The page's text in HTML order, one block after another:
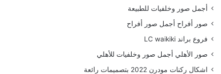
أجمل صور وخلفيات للطبيعة
صور أفراح أجمل صور أفراح
فروع براند LC waikiki
صور الأهلي أجمل صور وخلفيات للأهلي
اشكال ركنات مودرن 2022 بتصميمات رائعة